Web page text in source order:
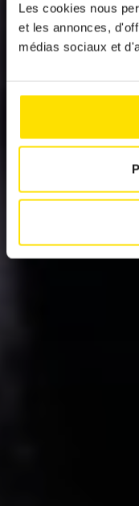
Les cookies nous
et les annonces,
médias sociaux et